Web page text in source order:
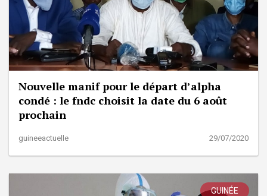
Nouvelle manif pour le départ d’alpha
condé : le fndc choisit la date du 6 août
prochain
guineeactuelle 29/07/2020
GUINÉE